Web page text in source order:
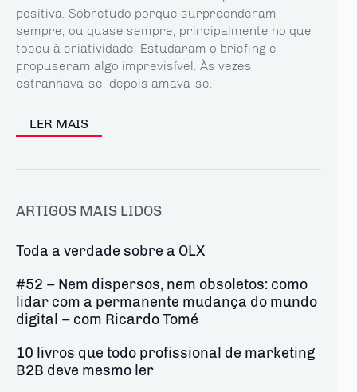
positiva. Sobretudo porque surpreenderam
sempre, ou quase sempre, principalmente no que
tocou à criatividade. Estudaram o briefing e
propuseram algo imprevisível. Às vezes
estranhava-se, depois amava-se.
LER MAIS
ARTIGOS MAIS LIDOS
Toda a verdade sobre a OLX
#52 – Nem dispersos, nem obsoletos: como
lidar com a permanente mudança do mundo
digital – com Ricardo Tomé
10 livros que todo profissional de marketing
B2B deve mesmo ler